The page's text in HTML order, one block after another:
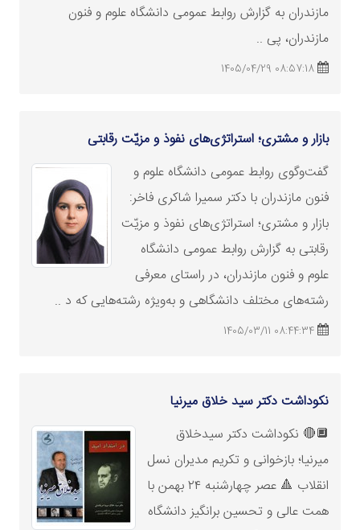
مازندران به گزارش روابط عمومی دانشگاه علوم و فنون
مازندران، پی ..
08:57:18 1405/04/29
بازار و مشتری؛ استراتژی‌های نفوذ و مزیّت رقابتی
گفت‌وگوی روابط عمومی دانشگاه علوم و
فنون مازندران با دکتر سمیرا شاکری فاخر:
بازار و مشتری؛ استراتژی‌های نفوذ و مزیّت
رقابتی به گزارش روابط عمومی دانشگاه
علوم و فنون مازندران، در راستای معرفی
رشته‌های مختلف دانشگاهی و به‌ویژه رشته‌هایی که د ..
08:44:34 1405/03/11
نکوداشت دکتر سید خلاق میرنیا
🔲🔴 نکوداشت دکتر سیدخلاق
میرنیا؛ بازخوانی و تکریم مدیران نسل
انقلاب 🔺 عصر چهارشنبه ۲۴ بهمن با
همت عالی و تحسین برانگیز دانشگاه